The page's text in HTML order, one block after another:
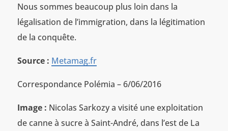
Nous sommes beaucoup plus loin dans la
légalisation de l’immigration, dans la légitimation
de la conquête.
Source : Metamag.fr
Correspondance Polémia – 6/06/2016
Image : Nicolas Sarkozy a visité une exploitation
de canne à sucre à Saint-André, dans l’est de La